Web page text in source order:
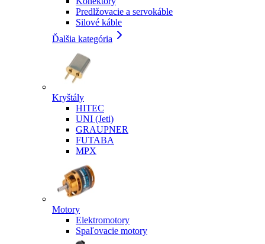
Predlžovacie a servokáble
Silové káble
Ďalšia kategória
Kryštály
HITEC
UNI (Jeti)
GRAUPNER
FUTABA
MPX
Motory
Elektromotory
Spaľovacie motory